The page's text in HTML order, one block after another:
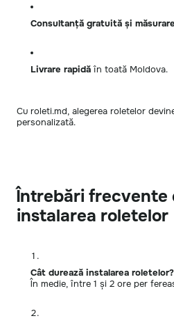
Consultanță gratuită și
Livrare rapidăîn toată Moldova.
Cu roleti.md, alegerea roletelor
personalizată.
Întrebări frecvente
instalarea roletelor
Cât durează instalarea roletelor?
În medie, între 1 și 2 ore per